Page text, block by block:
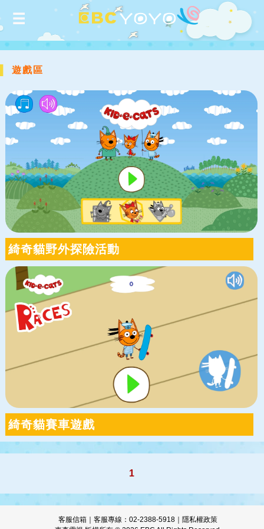
遊戲區
綺奇貓野外探險活動
綺奇貓賽車遊戲
1
客服信箱 ｜客服專線：02-2388-5918｜ 隱私權政策